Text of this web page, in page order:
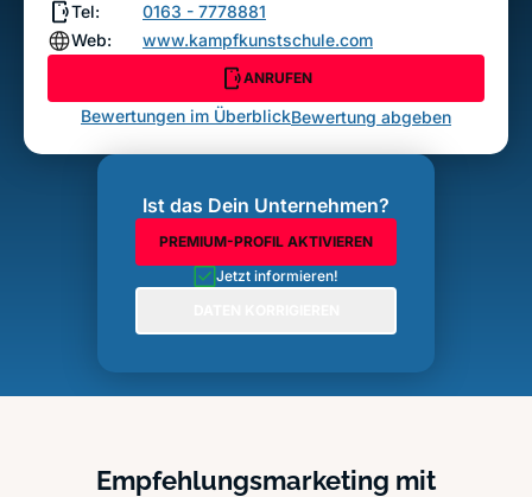
Tel:
0163 - 7778881
Web:
www.kampfkunstschule.com
ANRUFEN
Bewertungen im ÜberblickBewertung abgeben
Ist das Dein Unternehmen?
PREMIUM-PROFIL AKTIVIEREN
Jetzt informieren!
Empfehlungsmarketing mit